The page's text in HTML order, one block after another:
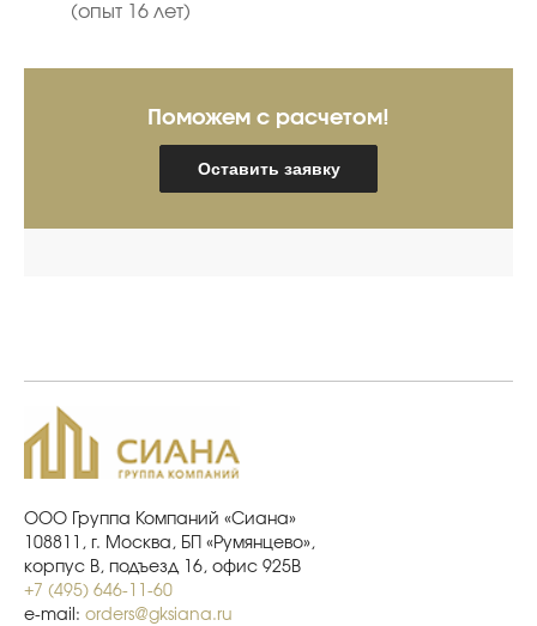
(опыт 16 лет)
Поможем с расчетом!
Оставить заявку
ООО Группа Компаний «Сиана»
108811, г. Москва, БП «Румянцево»,
корпус В, подъезд 16, офис 925В
+7 (495) 646-11-60
e-mail: orders@gksiana.ru